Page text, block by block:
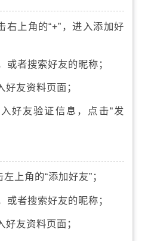
右上角的“+”，进入添加好
或者搜索好友的昵称；
友资料页面；
好友验证信息，点击“发
上角的“添加好友”；
或者搜索好友的昵称；
友资料页面；